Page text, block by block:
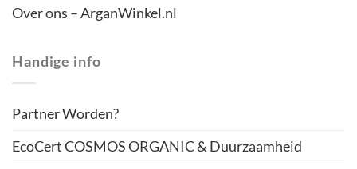
Over ons – ArganWinkel.nl
Handige info
Partner Worden?
EcoCert COSMOS ORGANIC & Duurzaamheid